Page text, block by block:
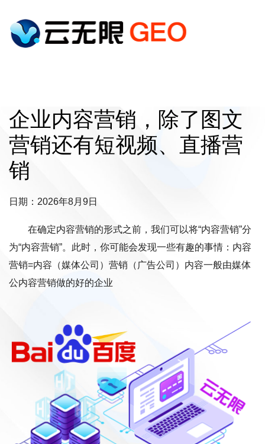
企业内容营销，除了图文
营销还有短视频、直播营
销
日期：2026年8月9日
在确定内容营销的形式之前，我们可以将“内容营销”分
为“内容营销”。此时，你可能会发现一些有趣的事情：内容
营销=内容（媒体公司）营销（广告公司）内容一般由媒体
公内容营销做的好的企业